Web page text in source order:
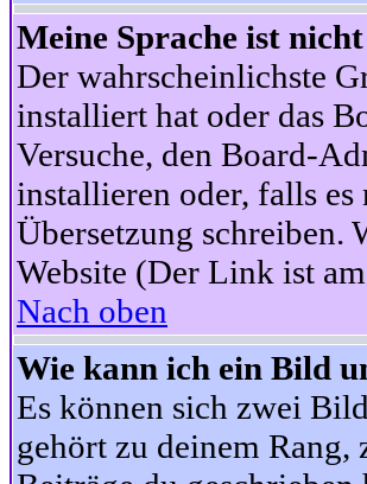
Meine Sprache ist
Der wahrscheinlichste
installiert hat oder das
Versuche, den Board-
installieren oder, falls
Übersetzung schreiben.
Website (Der Link ist
Nach oben
Wie kann ich ein Bild
Es können sich zwei
gehört zu deinem Rang,